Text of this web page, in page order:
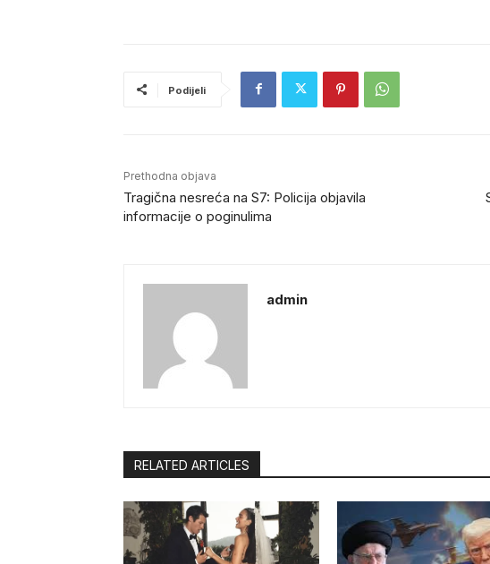
Podijeli
Prethodna objava
Tragična nesreća na S7: Policija objavila
informacije o poginulima
admin
RELATED ARTICLES